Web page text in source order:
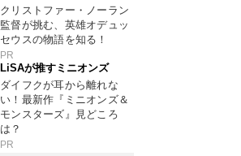
クリストファー・ノーラン
監督が挑む、英雄オデュッ
セウスの物語を知る！
PR
LiSAが推すミニオンズ
ダイフクが耳から離れな
い！最新作『ミニオンズ＆
モンスターズ』見どころ
は？
PR